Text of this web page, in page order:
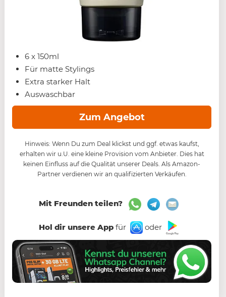
6 x 150ml
Für matte Stylings
Extra starker Halt
Auswaschbar
Zum Angebot
Hinweis: Wenn Du zum Deal klickst und ggf. etwas kaufst,
erhalten wir u.U. eine kleine Provision vom Anbieter. Dies hat
keinen Einfluss auf die Qualität unserer Deals. Als Amazon-
Partner verdienen wir an qualifizierten Verkäufen.
Mit Freunden teilen?
Hol dir unsere Appfür oder